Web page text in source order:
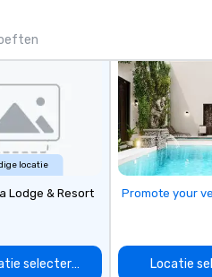
locatie
Lodge & Resort
selecteren
Promote your
Locatie